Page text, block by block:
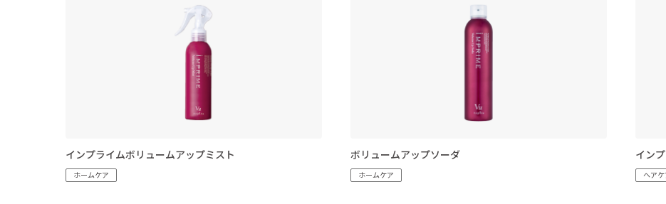
インプライムボリュームアップミスト
ホームケア
ボリュームアップソーダ
ホームケア
イン
ヘア